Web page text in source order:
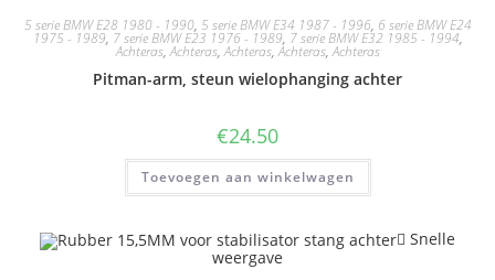
5 serie BMW E28 1980 - 1990, 5 serie BMW E34 1987 - 1996, 6 serie BMW E24
1975 - 1989, 7 serie BMW E23 1976 - 1989, 7 serie BMW E32 1985 - 1994,
Achteras,Achteras,Achteras,Achteras,Achteras
Pitman-arm, steun wielophanging achter
€24.50
Toevoegen aan winkelwagen
Snelle
weergave